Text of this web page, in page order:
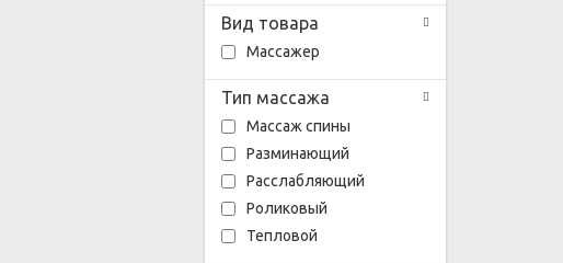
Вид товара
Массажер
Тип массажа
Массаж спины
Разминающий
Расслабляющий
Роликовый
Тепловой